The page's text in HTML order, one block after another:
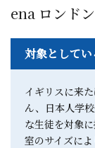
ena ロンド
対象として
イギリスに来
ん、日本人学
な生徒を対象
室のサイズに